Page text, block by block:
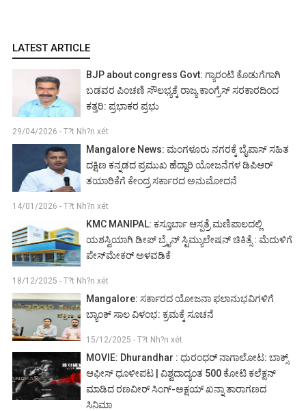
LATEST ARTICLE
BJP about congress Govt: ಗ್ಯಾರಂಟಿ ಕೊಡುಗೆಗಾಗಿ
ಬಡವರ ಪಿಂಚಣಿ ಸೌಲಭ್ಯಕ್ಕೆ ರಾಜ್ಯ ಕಾಂಗ್ರೆಸ್ ಸರಕಾರದಿಂದ
ಕತ್ತರಿ: ಪ್ರಭಾಕರ ಪ್ರಭು
29/04/2026 - T?t Nh?n xét
Mangalore News: ಮಂಗಳೂರು ನಗರಕ್ಕೆ ಬೈಪಾಸ್‌ ಸಹಿತ
ದಕ್ಷಿಣ ಕನ್ನಡದ ಪ್ರಮುಖ ಹೆದ್ದಾರಿ ಯೋಜನೆಗಳ ಡಿಪಿಆರ್
ತಯಾರಿಕೆಗೆ ಕೇಂದ್ರ ಸರ್ಕಾರದ ಅನುಮೋದನೆ
14/01/2026 - T?t Nh?n xét
KMC MANIPAL: ಕಸ್ತೂರ್ಬಾ ಆಸ್ಪತ್ರೆ ಮಣಿಪಾಲದಲ್ಲಿ
ಯಶಸ್ವಿಯಾಗಿ ಡೀಪ್ ಬ್ರೈನ್ ಸ್ಟಿಮ್ಯುಲೇಷನ್ ಚಿಕಿತ್ಸೆ : ಮೆದುಳಿಗೆ
ಪೇಸ್‌ಮೇಕರ್ ಅಳವಡಿಕೆ
18/12/2025 - T?t Nh?n xét
Mangalore: ಸರ್ಕಾರದ ಯೋಜನಾ ಫಲಾನುಭವಿಗಳಿಗೆ
ಬ್ಯಾಂಕ್ ಸಾಲ ವಿಳಂಭ: ಕ್ರಮಕ್ಕೆ ಸೂಚನೆ
15/12/2025 - T?t Nh?n xét
MOVIE: Dhurandhar : ಧುರಂಧರ್ ನಾಗಾಲೋಟ: ಬಾಕ್ಸ್
ಆಫೀಸ್ ಧೂಳೀಪಟ | ವಿಶ್ವದಾದ್ಯಂತ 500 ಕೋಟಿ ಕಲೆಕ್ಷನ್
ಮಾಡಿದ ರಣವೀರ್ ಸಿಂಗ್-ಅಕ್ಷಯ್ ಖನ್ನಾ ತಾರಾಗಣದ
ಸಿನಿಮಾ